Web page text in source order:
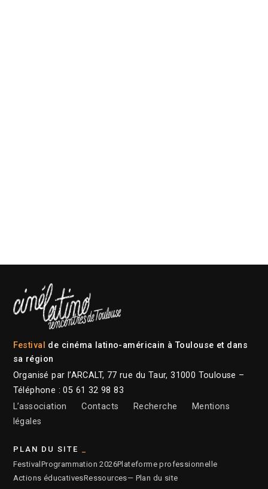
Festival de cinéma latino-américain à Toulouse et dans
sa région
Organisé par l’ARCALT, 77 rue du Taur, 31000 Toulouse –
Téléphone : 05 61 32 98 83
L’association
Contacts Recherche
Mentions
légales
PLAN DU SITE
Festival Programmation 2026Plateforme professionnelle
Actions éducativesRessources— Plan du site